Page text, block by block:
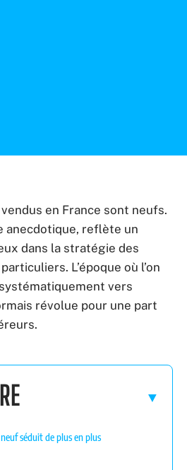
en France sont neufs.
anecdotique, reflète un
dans la stratégie des
L’époque où l’on
vers
révolue pour une part
séduit de plus en plus